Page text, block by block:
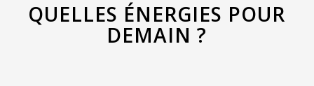
QUELLES ÉNERGIES POUR
DEMAIN ?